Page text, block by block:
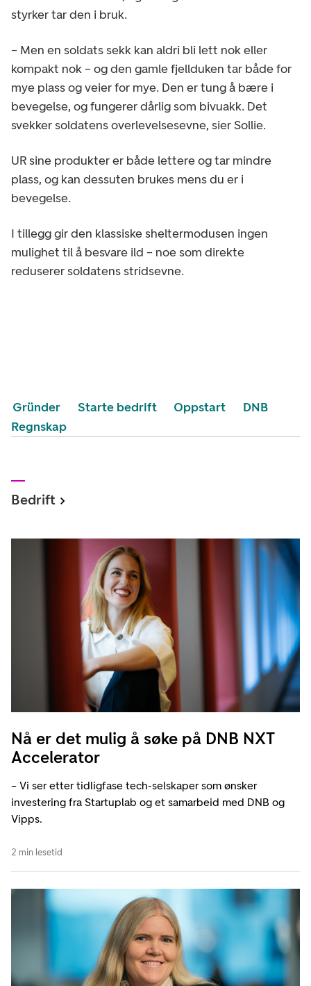
styrker tar den i bruk.
– Men en soldats sekk kan aldri bli lett nok eller
kompakt nok – og den gamle fjellduken tar både for
mye plass og veier for mye. Den er tung å bære i
bevegelse, og fungerer dårlig som bivuakk. Det
svekker soldatens overlevelsesevne, sier Sollie.
UR sine produkter er både lettere og tar mindre
plass, og kan dessuten brukes mens du er i
bevegelse.
I tillegg gir den klassiske sheltermodusen ingen
mulighet til å besvare ild – noe som direkte
reduserer soldatens stridsevne.
Gründer Starte bedrift Oppstart
DNB
Regnskap
Bedrift
Nå er det mulig å søke på DNB NXT
Accelerator
– Vi ser etter tidligfase tech-selskaper som ønsker
investering fra Startuplab og et samarbeid med DNB og
Vipps.
2 min lesetid